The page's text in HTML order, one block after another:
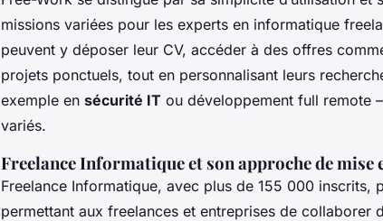
missions variées pour les experts en informatique
peuvent y déposer leur CV, accéder à des offres
projets ponctuels, tout en personnalisant leurs
exemple en sécurité IT ou développement full remote
variés.
Freelance Informatique et son approche de mise
Freelance Informatique, avec plus de 155 000 inscrits,
permettant aux freelances et entreprises de collaborer